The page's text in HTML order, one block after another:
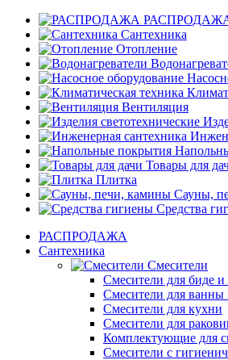
Сантехника
Отопление
Вентиляция
Товары для
Плитка
Сауны,
Средства
РАСПРОДАЖА
Сантехника
Смесители
Смесители для биде и
Смесители для ванны
Смесители для кухни
Смесители для
Комплектующие для
Смесители с